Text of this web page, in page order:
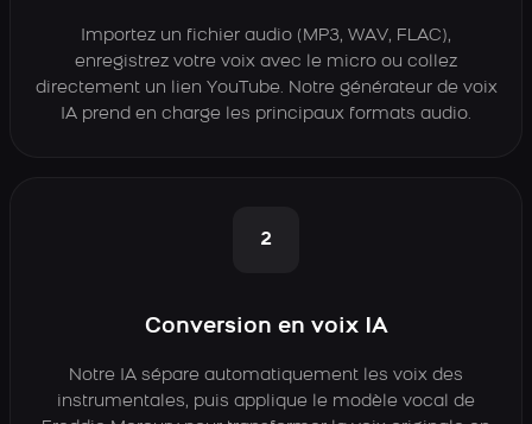
Importez un fichier audio (MP3, WAV, FLAC),
enregistrez votre voix avec le micro ou collez
directement un lien YouTube. Notre générateur de voix
IA prend en charge les principaux formats audio.
2
Conversion en voix IA
Notre IA sépare automatiquement les voix des
instrumentales, puis applique le modèle vocal de